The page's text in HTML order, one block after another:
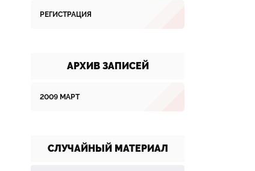
РЕГИСТРАЦИЯ
АРХИВ ЗАПИСЕЙ
2009 МАРТ
СЛУЧАЙНЫЙ МАТЕРИАЛ